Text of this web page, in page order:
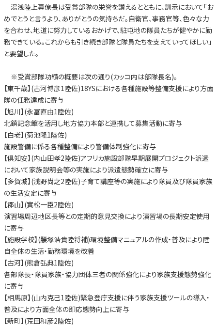
湯浅陸上幕僚長は受賞部隊の栄誉を讃えるとともに、訓示において「お
めでとうと言うより、ありがとうの気持ちだ。自衛官、事務官等、色々な力
を合わせ、地道に努力しているおかげで、駐屯地の隊員たちが健やかに勤
務できている。これからも引き続き部隊と隊員たちを支えていってほしい」
と要望した。
※受賞部隊功績の概要は次の通り(カッコ内は部隊長名)。
【東千歳】(古河博彦1陸佐)18YSにおける各種施設等整備支援により方面
隊の任務達成に寄与
【旭川】(永冨直由1陸佐)
北鎮記念館を活用し地方協力本部と連携して募集活動に寄与
【白老】(菊池隆1陸佐)
施設警備に係る各種整備により警備体制強化に寄与
【倶知安】(内山田孝2陸佐)アフリカ施設部隊早期展開プロジェクト派遣
において家族説明会等の実施により派遣態勢確立に寄与
【多賀城】(浅野尚之2陸佐)子育て講座等の実施により隊員及び隊員家族
の生活安定に寄与
【郡山】(實松一臣2陸佐)
演習場周辺地区長等との定期的意見交換により演習場の長期安定使用
に寄与
【施設学校】(腰塚浩貴陸将補)環境整備マニュアルの作成・普及により陸
自全体の生活・勤務環境を改善
【古河】(熊倉弘典1陸佐)
各部隊長・隊員家族・協力団体三者の関係強化により家族支援態勢強化
に寄与
【相馬原】(山内克己1陸佐)緊急登庁支援に伴う家族支援ツールの導入・
普及により方面全体の即応態勢向上に寄与
【新町】(荒田和彦2陸佐)